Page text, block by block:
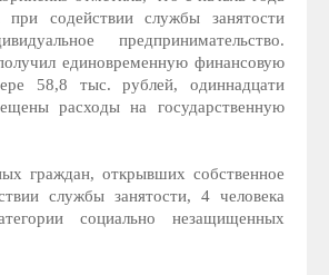
при содействии службы занятости
предпринимательство.
единовременную финансовую
58,8 тыс. рублей, одиннадцати
расходы на государственную
граждан, открывших собственное
службы занятости, 4 человека
социально незащищенных